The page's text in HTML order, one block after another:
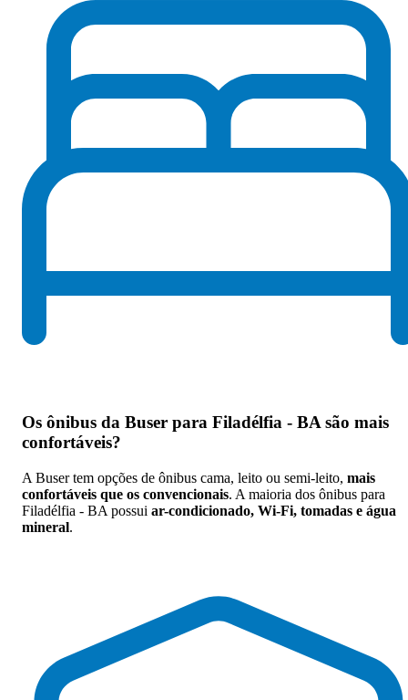
Os ônibus da Buser para Filadélfia - BA são mais
confortáveis?
A Buser tem opções de ônibus cama, leito ou semi-leito, mais
confortáveis que os convencionais. A maioria dos ônibus para
Filadélfia - BA possui ar-condicionado, Wi-Fi, tomadas e água
mineral.